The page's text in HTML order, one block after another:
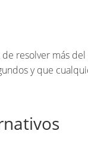
resolver más
y que